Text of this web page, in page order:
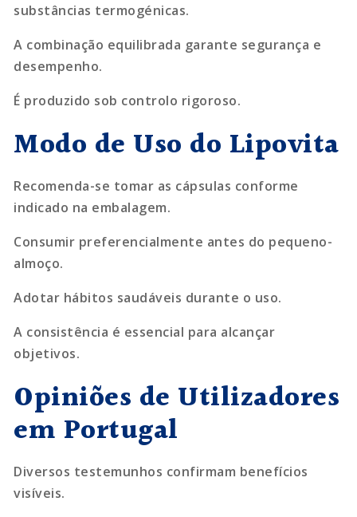
substâncias termogénicas.
A combinação equilibrada garante segurança e
desempenho.
É produzido sob controlo rigoroso.
Modo de Uso do Lipovita
Recomenda-se tomar as cápsulas conforme
indicado na embalagem.
Consumir preferencialmente antes do pequeno-
almoço.
Adotar hábitos saudáveis durante o uso.
A consistência é essencial para alcançar
objetivos.
Opiniões de Utilizadores
em Portugal
Diversos testemunhos confirmam benefícios
visíveis.